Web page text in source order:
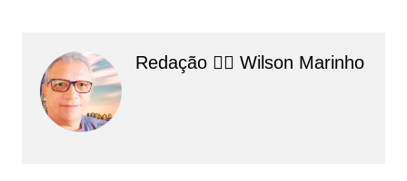
Redação 👨‍⚖️​ Wilson Marinho